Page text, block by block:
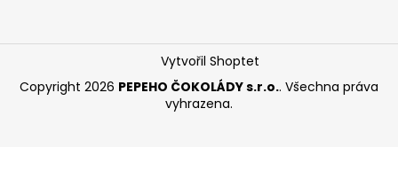
Vytvořil Shoptet
Copyright 2026 PEPEHO ČOKOLÁDY s.r.o.. Všechna práva
vyhrazena.